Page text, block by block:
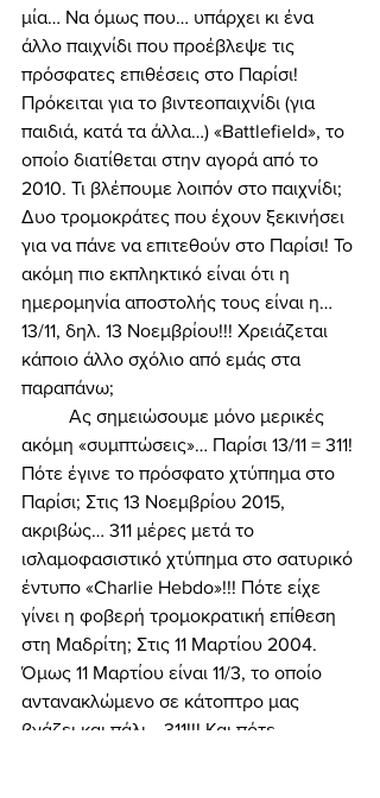
μία… Να όμως που… υπάρχει κι ένα
άλλο παιχνίδι που προέβλεψε τις
πρόσφατες επιθέσεις στο Παρίσι!
Πρόκειται για το βιντεοπαιχνίδι (για
παιδιά, κατά τα άλλα…) «Battlefield», το
οποίο διατίθεται στην αγορά από το
2010. Τι βλέπουμε λοιπόν στο παιχνίδι;
Δυο τρομοκράτες που έχουν ξεκινήσει
για να πάνε να επιτεθούν στο Παρίσι! Το
ακόμη πιο εκπληκτικό είναι ότι η
ημερομηνία αποστολής τους είναι η…
13/11, δηλ. 13 Νοεμβρίου!!! Χρειάζεται
κάποιο άλλο σχόλιο από εμάς στα
παραπάνω;
ακόμη «συμπτώσεις»… Παρίσι 13/11 = 311!
Πότε έγινε το πρόσφατο χτύπημα στο
Παρίσι; Στις 13 Νοεμβρίου 2015,
ακριβώς… 311 μέρες μετά το
ισλαμοφασιστικό χτύπημα στο σατυρικό
έντυπο «Charlie Hebdo»!!! Πότε είχε
γίνει η φοβερή τρομοκρατική επίθεση
στη Μαδρίτη; Στις 11 Μαρτίου 2004.
Όμως 11 Μαρτίου είναι 11/3, το οποίο
αντανακλώμενο σε κάτοπτρο μας
βγάζει και πάλι… 311!!! Και πότε